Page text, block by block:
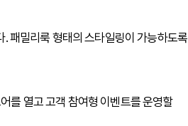
패밀리룩 형태의 스타일링이 가능하도록
를 열고 고객 참여형 이벤트를 운영할